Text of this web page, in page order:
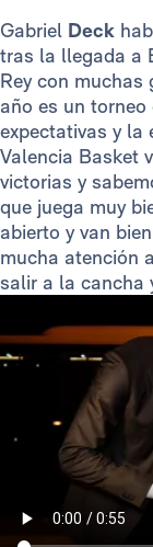
Gabriel Deck
tras la llegada a
Rey con muchas
año es un
expectativas y la
Valencia Basket
victorias y
que juega muy
abierto y van
mucha atención
salir a la cancha